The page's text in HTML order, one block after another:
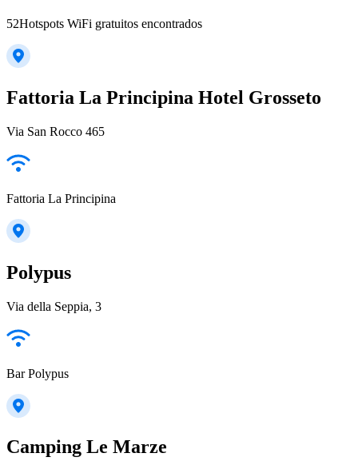
52Hotspots WiFi gratuitos encontrados
Fattoria La Principina Hotel Grosseto
Via San Rocco 465
Fattoria La Principina
Polypus
Via della Seppia, 3
Bar Polypus
Camping Le Marze